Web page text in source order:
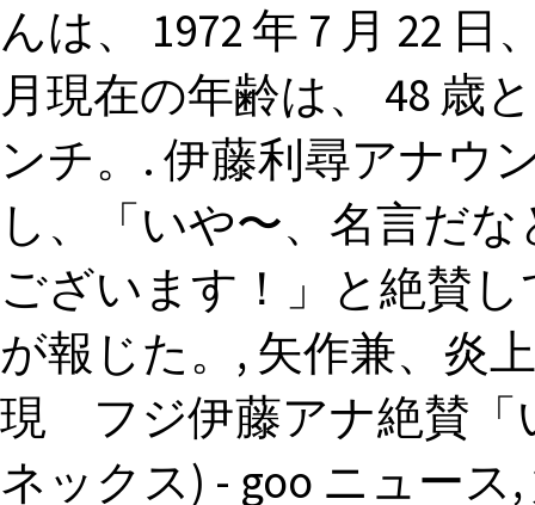
んは、 1972 年 7 月 22 日
月現在の年齢は、 48 歳
ンチ。. 伊藤利尋アナウ
し、「いや〜、名言だ
ございます！」と絶賛
が報じた。, 矢作兼、炎
現 フジ伊藤アナ絶賛「
ネックス) - goo ニュー